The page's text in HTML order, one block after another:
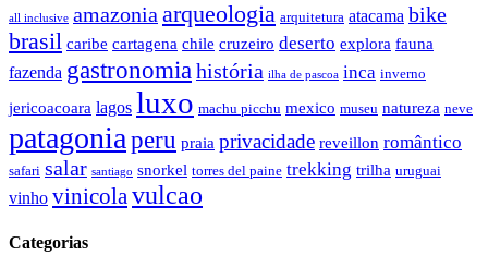
all inclusive amazonia arqueologia arquitetura atacama bike
brasil caribe cartagena chile cruzeiro deserto explora fauna
fazenda gastronomia história ilha de pascoa inca inverno
jericoacoara lagos luxo machu picchu mexico museu natureza neve
patagoniaperu praia privacidade reveillon romântico
safari salar santiago snorkel torres del paine trekking trilha uruguai
vinho vinicola vulcao
Categorias